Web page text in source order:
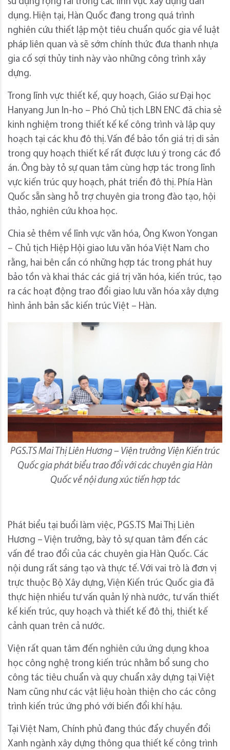
dụng. Hiện tại, Hàn Quốc đang trong quá trình
nghiên cứu thiết lập một tiêu chuẩn quốc gia về luật
pháp liên quan và sẽ sớm chính thức đưa thanh nhựa
gia cố sợi thủy tinh này vào những công trình xây
dựng.
Trong lĩnh vực thiết kế, quy hoạch, Giáo sư Đại học
Hanyang Jun In-ho – Phó Chủ tịch LBN ENC đã chia sẻ
kinh nghiệm trong thiết kế kế công trình và lập quy
hoạch tại các khu đô thị. Vấn đề bảo tồn giá trị di sản
trong quy hoạch thiết kế rất được lưu ý trong các đồ
án. Ông bày tỏ sự quan tâm cùng hợp tác trong lĩnh
vực kiến trúc quy hoạch, phát triển đô thị. Phía Hàn
Quốc sẵn sàng hỗ trợ chuyên gia trong đào tạo, hội
thảo, nghiên cứu khoa học.
Chia sẻ thêm về lĩnh vực văn hóa, Ông Kwon Yongan
– Chủ tịch Hiệp Hội giao lưu văn hóa Việt Nam cho
rằng, hai bên cần có những hợp tác trong phát huy
bảo tồn và khai thác các giá trị văn hóa, kiến trúc, tạo
ra các hoạt động trao đổi giao lưu văn hóa xây dựng
hình ảnh bản sắc kiến trúc Việt – Hàn.
PGS.TS Mai Thị Liên Hương – Viện trưởng Viện Kiến trúc
Quốc gia phát biểu trao đổi với các chuyên gia Hàn
Quốc về nội dung xúc tiến hợp tác
Phát biểu tại buổi làm việc, PGS.TS Mai Thị Liên
Hương – Viện trưởng, bày tỏ sự quan tâm đến các
vấn đề trao đổi của các chuyên gia Hàn Quốc. Các
nội dung rất sáng tạo và thực tế. Với vai trò là đơn vị
trực thuộc Bộ Xây dựng, Viện Kiến trúc Quốc gia đã
thực hiện nhiều tư vấn quản lý nhà nước, tư vấn thiết
kế kiến trúc, quy hoạch và thiết kế đô thị, thiết kế
cảnh quan trên cả nước.
Viện rất quan tâm đến nghiên cứu ứng dụng khoa
học công nghệ trong kiến trúc nhằm bổ sung cho
công tác tiêu chuẩn và quy chuẩn xây dựng tại Việt
Nam cũng như các vật liệu hoàn thiện cho các công
trình kiến trúc ứng phó với biến đổi khí hậu.
Tại Việt Nam, Chính phủ đang thúc đẩy chuyển đổi
Xanh ngành xây dựng thông qua thiết kế công trình